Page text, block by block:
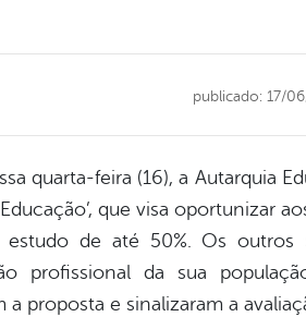
publicado: 17/
quarta-feira (16), a Autarquia
que visa oportunizar
estudo de até 50%. Os outros
profissional da sua
a proposta e sinalizaram a